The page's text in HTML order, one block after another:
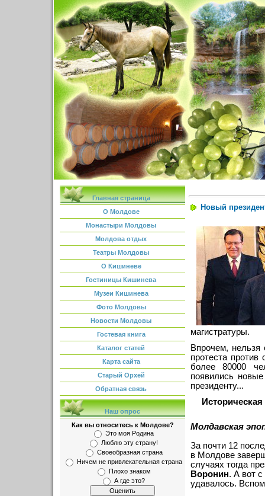
Главная страница
О Молдове
Монастыри Молдовы
Молдова отдых
Театры Молдовы
О Кишиневе
Гостиницы Кишинева
Музеи Кишинева
Фото Молдовы
Новости Молдовы
Гостевая книга
Каталог статей
Карта сайта
Старый Орхей
Обратная связь
Наш опрос
Как вы относитесь к Молдове?
Это моя Родина
Люблю эту страну!
Своеобразная страна
Ничем не привлекательная страна
Плохо знаком
А где это?
Новый
магистратуры.
Впрочем, нельзя
протеста
более 80000
появились
президенту...
Молдавская
За почти 12
в Молдове
случаях тогда
Воронин. А вот с
удавалось.